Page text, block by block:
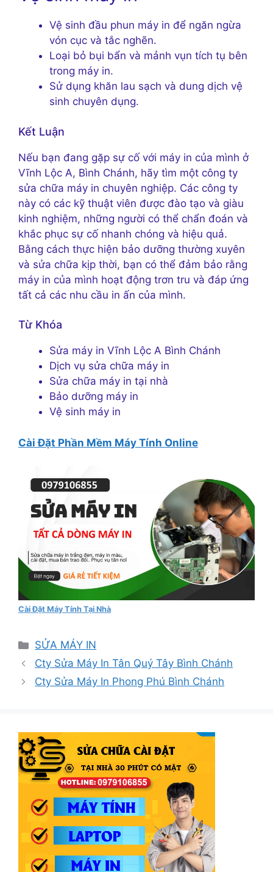
Vệ sinh đầu phun máy in để ngăn ngừa
vón cục và tắc nghẽn.
Loại bỏ bụi bẩn và mảnh vụn tích tụ bên
trong máy in.
Sử dụng khăn lau sạch và dung dịch vệ
sinh chuyên dụng.
Kết Luận
Nếu bạn đang gặp sự cố với máy in của mình ở
Vĩnh Lộc A, Bình Chánh, hãy tìm một công ty
sửa chữa máy in chuyên nghiệp. Các công ty
này có các kỹ thuật viên được đào tạo và giàu
kinh nghiệm, những người có thể chẩn đoán và
khắc phục sự cố nhanh chóng và hiệu quả.
Bằng cách thực hiện bảo dưỡng thường xuyên
và sửa chữa kịp thời, bạn có thể đảm bảo rằng
máy in của mình hoạt động trơn tru và đáp ứng
tất cả các nhu cầu in ấn của mình.
Từ Khóa
Sửa máy in Vĩnh Lộc A Bình Chánh
Dịch vụ sửa chữa máy in
Sửa chữa máy in tại nhà
Bảo dưỡng máy in
Vệ sinh máy in
Cài Đặt Phần Mềm Máy Tính Online
Cài Đặt Máy Tính Tại Nhà
Danh
mục
SỬA MÁY IN
Cty Sửa Máy In Tân Quý Tây Bình Chánh
Cty Sửa Máy In Phong Phú Bình Chánh